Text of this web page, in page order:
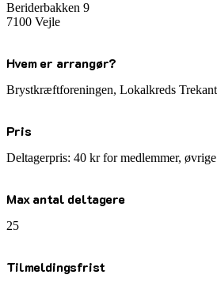
Beriderbakken 9
7100 Vejle
Hvem er arrangør?
Brystkræftforeningen, Lokalkreds
Pris
Deltagerpris: 40 kr for medlemmer,
Max antal deltagere
25
Tilmeldingsfrist